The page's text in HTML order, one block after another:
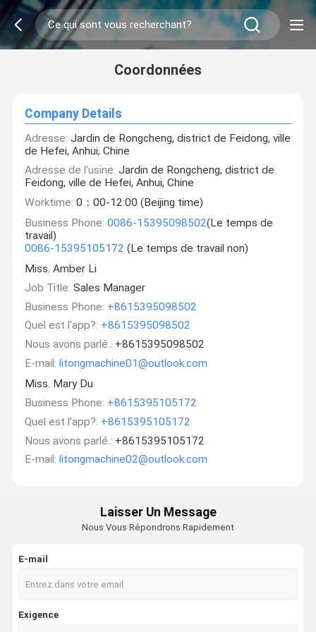
Coordonnées
Company Details
Adresse: Jardin de Rongcheng, district de Feidong, ville
de Hefei, Anhui, Chine
Adresse de l'usine: Jardin de Rongcheng, district de
Feidong, ville de Hefei, Anhui, Chine
Worktime: 0：00-12:00 (Beijing time)
Business Phone: 0086-15395098502(Le temps de
travail)
0086-15395105172 (Le temps de travail non)
Miss. Amber Li
Job Title: Sales Manager
Business Phone: +8615395098502
Quel est l'app?: +8615395098502
Nous avons parlé.: +8615395098502
E-mail: litongmachine01@outlook.com
Miss. Mary Du
Business Phone: +8615395105172
Quel est l'app?: +8615395105172
Nous avons parlé.: +8615395105172
E-mail: litongmachine02@outlook.com
Laisser Un Message
Nous Vous Répondrons Rapidement
E-mail
Exigence